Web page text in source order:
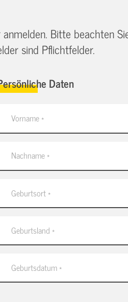
Bitte beachten
sind Pflichtfelder.
Daten